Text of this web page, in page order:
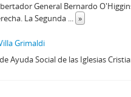
General Bernardo
La Segunda ... »
Grimaldi
Ayuda Social de las Iglesias